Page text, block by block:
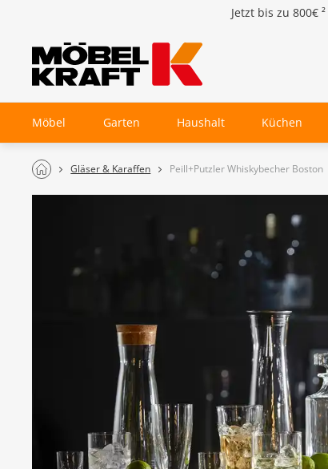
Jetzt bis zu 800€ ²
Möbel Garten Haushalt Küchen
Gläser & Karaffen Peill+Putzler Whiskybecher Boston